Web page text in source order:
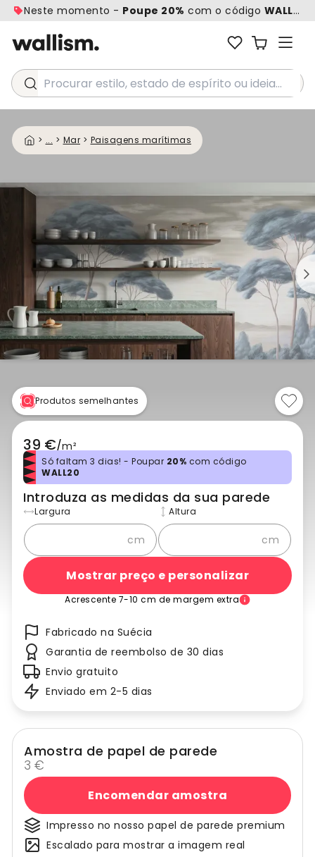
Neste momento - Poupe 20% com o código WALL20
Procurar estilo, estado de espírito ou ideia...
> ... > Mar > Paisagens marítimas
Produtos semelhantes
39 €/m²
Só faltam 3 dias! - Poupar 20% com código
WALL20
Introduza as medidas da sua parede
Largura
cm
Altura
cm
Mostrar preço e personalizar
Acrescente 7-10 cm de margem extra
Fabricado na Suécia
Garantia de reembolso de 30 dias
Envio gratuito
Enviado em 2-5 dias
Amostra de papel de parede
3 €
Encomendar amostra
Impresso no nosso papel de parede premium
Escalado para mostrar a imagem real